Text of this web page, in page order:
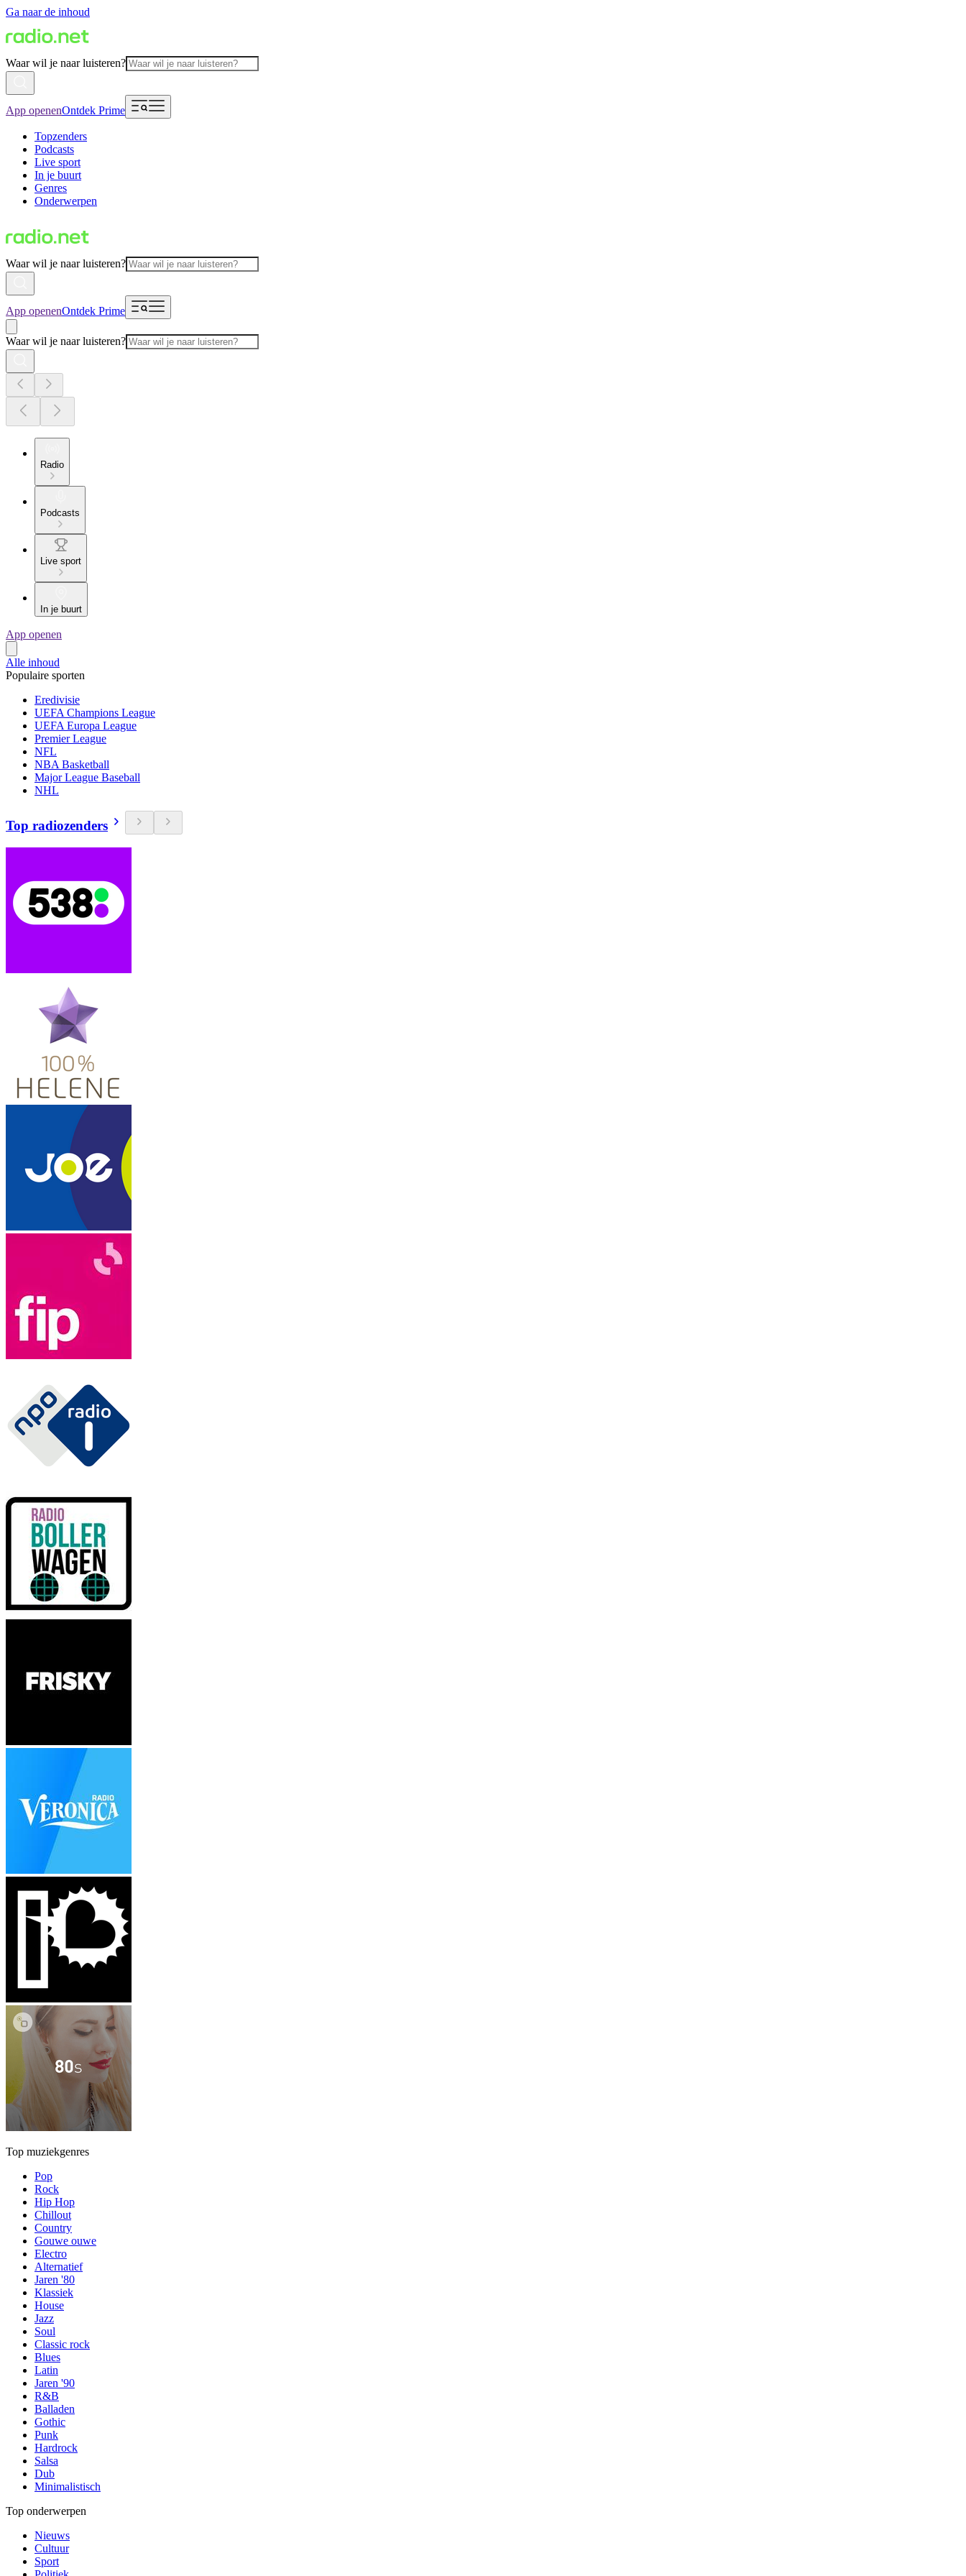
Ga naar de inhoud
Waar wil je naar luisteren?
App openenOntdek Prime
Topzenders
Podcasts
Live sport
In je buurt
Genres
Onderwerpen
Waar wil je naar luisteren?
App openenOntdek Prime
Waar wil je naar luisteren?
Radio
Podcasts
Live sport
In je buurt
App openen
Alle inhoud
Populaire sporten
Eredivisie
UEFA Champions League
UEFA Europa League
Premier League
NFL
NBA Basketball
Major League Baseball
NHL
Top radiozenders
Top muziekgenres
Pop
Rock
Hip Hop
Chillout
Country
Gouwe ouwe
Electro
Alternatief
Jaren '80
Klassiek
House
Jazz
Soul
Classic rock
Blues
Latin
Jaren '90
R&B
Balladen
Gothic
Punk
Hardrock
Salsa
Dub
Minimalistisch
Top onderwerpen
Nieuws
Cultuur
Sport